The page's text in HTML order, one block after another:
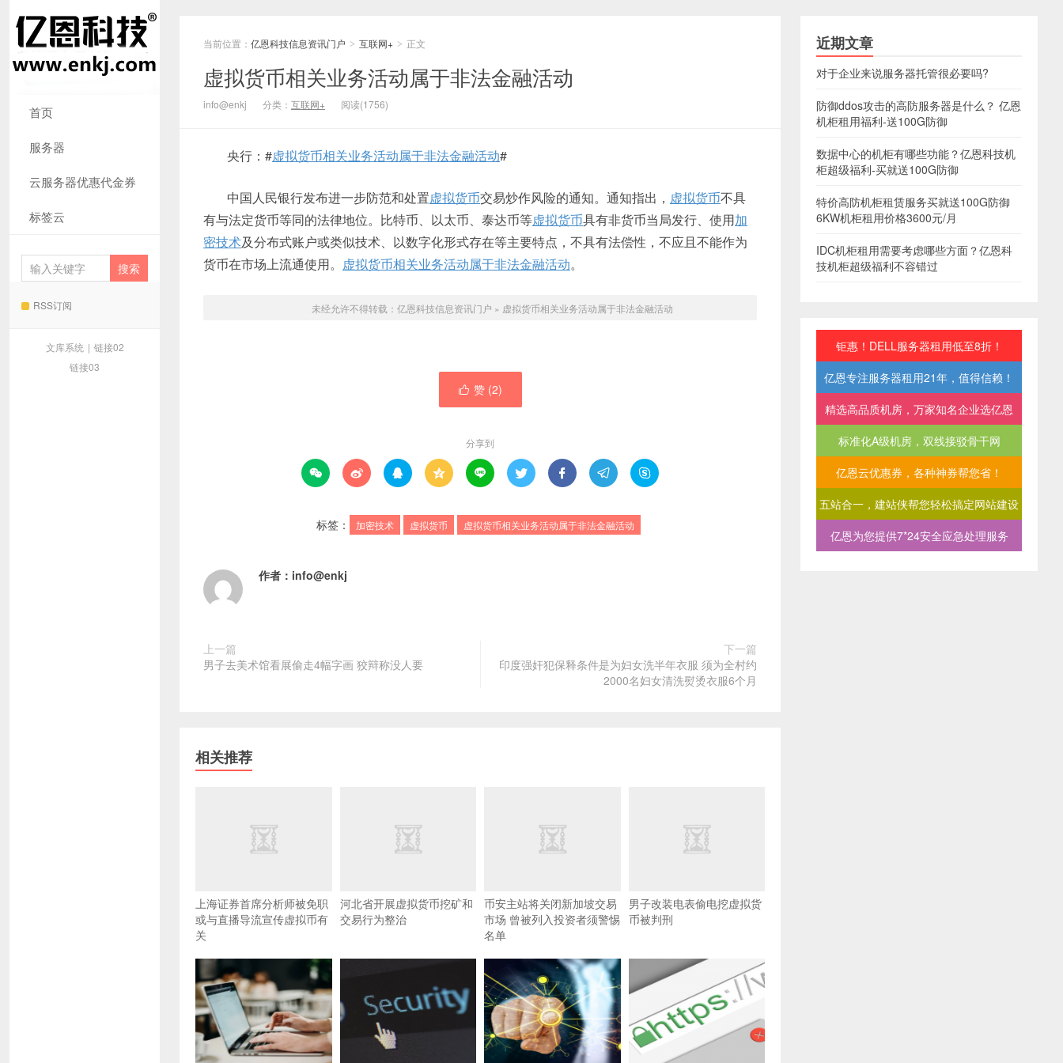
首页
服务器
云服务器优惠代金券
标签云
RSS订阅
文库系统 | 链接02
链接03
当前位置： 亿恩科技信息资讯门户 > 互联网+ > 正文
虚拟货币相关业务活动属于非法金融活动
info@enkj 分类： 互联网+ 阅读(1756)
央行：#虚拟货币相关业务活动属于非法金融活动#
中国人民银行发布进一步防范和处置虚拟货币交易炒作风险的通知。通知指出， 虚拟货币不具
有与法定货币等同的法律地位。比特币、以太币、泰达币等虚拟货币具有非货币当局发行、使用加
密技术及分布式账户或类似技术、以数字化形式存在等主要特点，不具有法偿性，不应且不能作为
货币在市场上流通使用。 虚拟货币相关业务活动属于非法金融活动。
未经允许不得转载： 亿恩科技信息资讯门户 » 虚拟货币相关业务活动属于非法金融活动
 赞 (2)
分享到
        
标签： 加密技术 虚拟货币 虚拟货币相关业务活动属于非法金融活动
作者： info@enkj
上一篇
男子去美术馆看展偷走4幅字画 狡辩称没人要
下一篇
印度强奸犯保释条件是为妇女洗半年衣服 须为全村约
2000名妇女清洗熨烫衣服6个月
相关推荐
上海证券首席分析师被免职
或与直播导流宣传虚拟币有
关
河北省开展虚拟货币挖矿和
交易行为整治
币安主站将关闭新加坡交易
市场 曾被列入投资者须警惕
名单
男子改装电表偷电挖虚拟货
币被判刑
近期文章
对于企业来说服务器托管很必要吗?
防御ddos攻击的高防服务器是什么？ 亿恩
机柜租用福利-送100G防御
数据中心的机柜有哪些功能？亿恩科技机
柜超级福利-买就送100G防御
特价高防机柜租赁服务买就送100G防御
6KW机柜租用价格3600元/月
IDC机柜租用需要考虑哪些方面？亿恩科
技机柜超级福利不容错过
钜惠！DELL服务器租用低至8折！
亿恩专注服务器租用21年，值得信赖！
精选高品质机房，万家知名企业选亿恩
标准化A级机房，双线接驳骨干网
亿恩云优惠券，各种神券帮您省！
五站合一，建站侠帮您轻松搞定网站建设
亿恩为您提供7*24安全应急处理服务